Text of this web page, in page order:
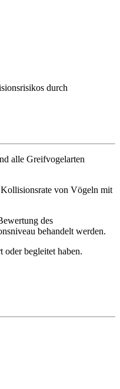
durch
alle Greifvogelarten
Kollisionsrate von Vögeln mit
des
behandelt werden.
begleitet haben.